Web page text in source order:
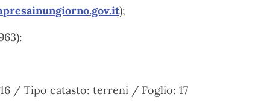
);
/ Tipo catasto: terreni / Foglio: 17